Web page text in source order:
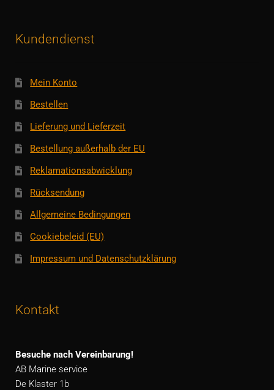
Kundendienst
Mein Konto
Bestellen
Lieferung und Lieferzeit
Bestellung außerhalb der EU
Reklamationsabwicklung
Rücksendung
Allgemeine Bedingungen
Cookiebeleid (EU)
Impressum und Datenschutzklärung
Kontakt
Besuche nach Vereinbarung!
AB Marine service
De Klaster 1b